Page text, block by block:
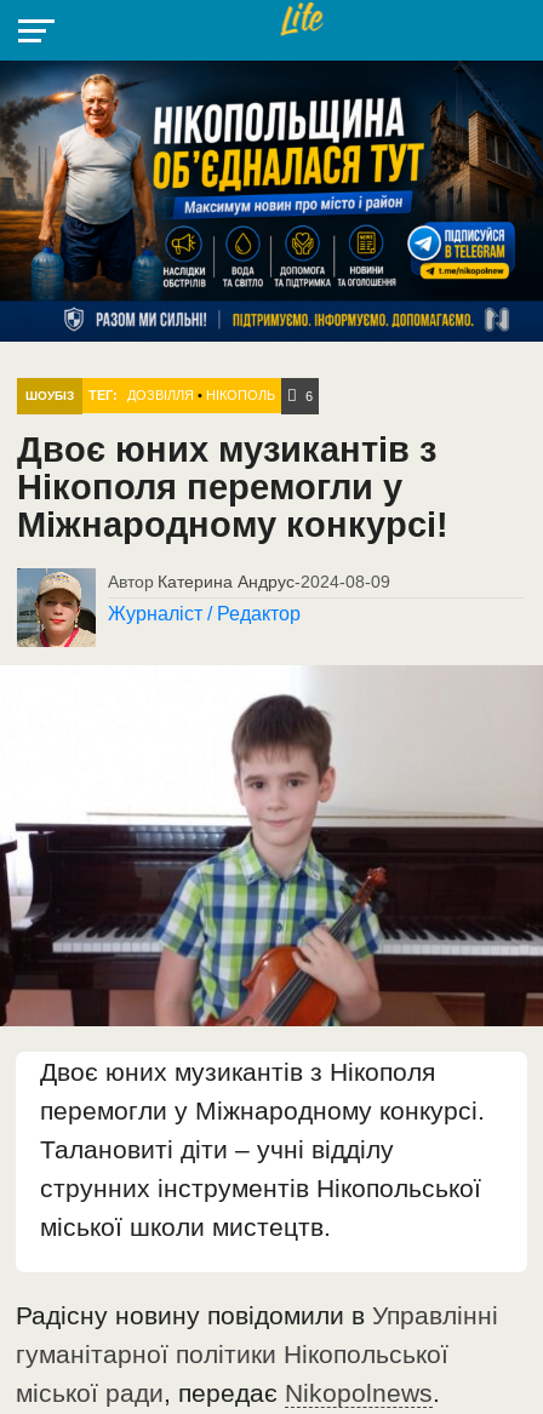
НІКОПОЛЬ
РАЙОН
СІЧЕСЛАВСЬКА
УКРАЇНА
РЕТРО
НІКОПОЛЬ
ЛАЙТ
УКРАЇНА
ДОПОМОГА
РАДІО
ШОУБІЗ ТЕГ: ДОЗВІЛЛЯ • НІКОПОЛЬ 6
Двоє юних музикантів з
Нікополя перемогли у
Міжнародному конкурсі!
Автор Катерина Андрус-2024-08-09
Журналіст / Редактор
Двоє юних музикантів з Нікополя
перемогли у Міжнародному конкурсі.
Талановиті діти – учні відділу
струнних інструментів Нікопольської
міської школи мистецтв.
Радісну новину повідомили вУправлінні
гуманітарної політики Нікопольської
міської ради, передає Nikopolnews.